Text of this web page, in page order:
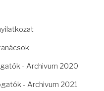
- Archivum 2020
- Archivum 2021